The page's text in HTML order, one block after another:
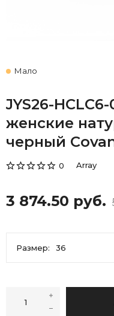
Мало
JYS26-
женские
черный
0 Array
3 874.50 руб.
Размер: 36